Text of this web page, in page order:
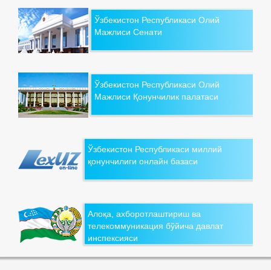
Ўзбекистон Республикаси Олий
Мажлиси Сенати
Ўзбекистон Республикаси Олий
Мажлиси Қонунчилик палатаси
Ўзбекистон Республикаси миллий
қонунчилиги онлайн базаси
Алоқа, ахборотлаштириш ва
телекоммуникация бўйича давлат
инспексияси